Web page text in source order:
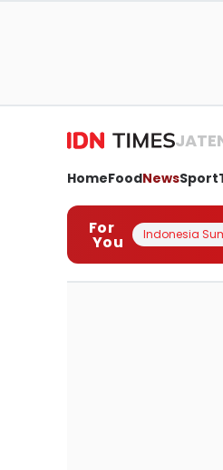
HomeFoodNewsSport
For
You Indonesia